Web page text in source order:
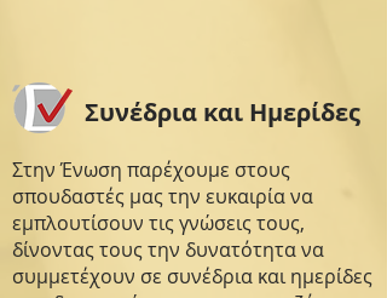
Συνέδρια και Ημερίδες
Στην Ένωση παρέχουμε στους
σπουδαστές μας την ευκαιρία να
εμπλουτίσουν τις γνώσεις τους,
δίνοντας τους την δυνατότητα να
συμμετέχουν σε συνέδρια και ημερίδες